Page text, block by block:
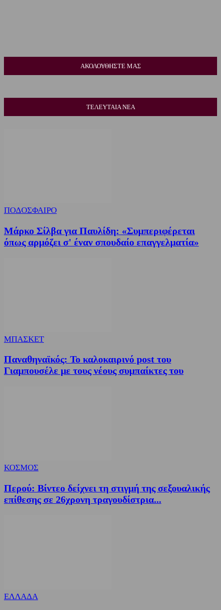
ΑΚΟΛΟΥΘΗΣΤΕ ΜΑΣ
ΤΕΛΕΥΤΑΙΑ ΝΕΑ
ΠΟΔΟΣΦΑΙΡΟ
Μάρκο Σίλβα για Παυλίδη: «Συμπεριφέρεται
όπως αρμόζει σ' έναν σπουδαίο επαγγελματία»
ΜΠΑΣΚΕΤ
Παναθηναϊκός: Το καλοκαιρινό post του
Γιαμπουσέλε με τους νέους συμπαίκτες του
ΚΟΣΜΟΣ
Περού: Βίντεο δείχνει τη στιγμή της σεξουαλικής
επίθεσης σε 26χρονη τραγουδίστρια...
ΕΛΛΑΔΑ